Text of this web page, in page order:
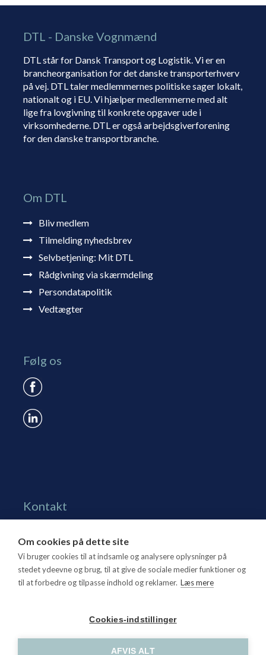
DTL - Danske Vognmænd
DTL står for Dansk Transport og Logistik. Vi er en
brancheorganisation for det danske transporterhverv
på vej. DTL taler medlemmernes politiske sager lokalt,
nationalt og i EU. Vi hjælper medlemmerne med alt
lige fra lovgivning til konkrete opgaver ude i
virksomhederne. DTL er også arbejdsgiverforening
for den danske transportbranche.
Om DTL
Bliv medlem
Tilmelding nyhedsbrev
Selvbetjening: Mit DTL
Rådgivning via skærmdeling
Persondatapolitik
Vedtægter
Følg os
Kontakt
1270 Kbh. K
Tlf. 70 15 95 00
dtl@dtl.eu
Om cookies på dette site
Vi bruger cookies til at indsamle og analysere oplysninger på
stedet ydeevne og brug, til at give de sociale medier funktioner og
til at forbedre og tilpasse indhold og reklamer. Læs mere
Cookies-indstillinger
AFVIS ALT